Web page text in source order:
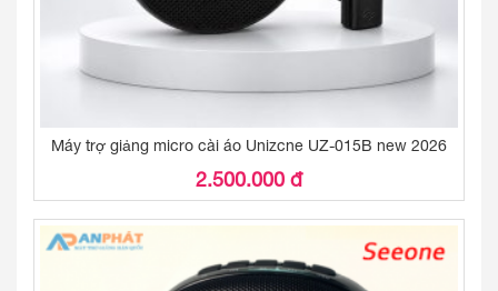
Máy trợ giảng micro cài áo Unizcne UZ-015B new 2026
2.500.000 đ